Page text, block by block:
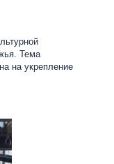
Тема
на укрепление